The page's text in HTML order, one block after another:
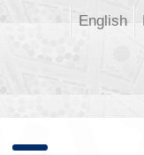
English